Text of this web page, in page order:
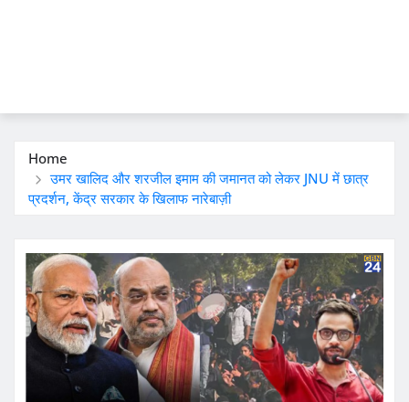
Home
उमर खालिद और शरजील इमाम की जमानत को लेकर JNU में छात्र
प्रदर्शन, केंद्र सरकार के खिलाफ नारेबाज़ी